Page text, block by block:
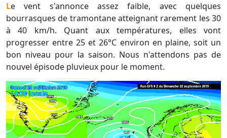
Le vent s'annonce assez faible, avec quelques
bourrasques de tramontane atteignant rarement les 30
à 40 km/h. Quant aux températures, elles vont
progresser entre 25 et 26°C environ en plaine, soit un
bon niveau pour la saison. Nous n'attendons pas de
nouvel épisode pluvieux pour le moment.